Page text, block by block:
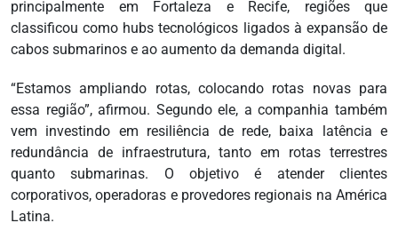
principalmente em Fortaleza e Recife, regiões que
classificou como hubs tecnológicos ligados à expansão de
cabos submarinos e ao aumento da demanda digital.
“Estamos ampliando rotas, colocando rotas novas para
essa região”, afirmou. Segundo ele, a companhia também
vem investindo em resiliência de rede, baixa latência e
redundância de infraestrutura, tanto em rotas terrestres
quanto submarinas. O objetivo é atender clientes
corporativos, operadoras e provedores regionais na América
Latina.